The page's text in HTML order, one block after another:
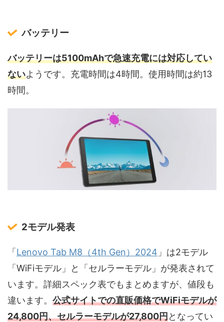
バッテリー
バッテリーは5100mAhで急速充電には対応してい
ないようです。充電時間は4時間。使用時間は約13
時間。
2モデル発表
「 Lenovo Tab M8（4th Gen）2024 」は2モデル
「WiFiモデル」と「セルラーモデル」が発表されて
います。詳細スペック表でもまとめますが、値段も
違います。 公式サイトでの直販価格でWiFiモデルが
24,800円、セルラーモデルが27,800円となってい